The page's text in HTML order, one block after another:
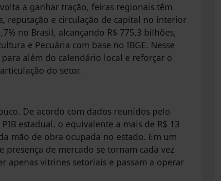
a ganhar tração, feiras regionais têm
reputação e circulação de capital no interior
no Brasil, alcançando R$ 775,3 bilhões,
e Pecuária com base no IBGE. Nesse
além do calendário local e reforçar o
do setor.
De acordo com dados reunidos pelo
estadual, o equivalente a mais de R$ 13
mão de obra ocupada no estado. Em um
de mercado se tornam cada vez
apenas vitrines setoriais e passam a operar